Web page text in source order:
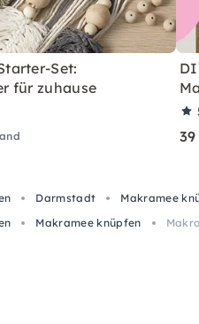
Set:
für zuhause
Darmstadt Makramee
Makramee knüpfen